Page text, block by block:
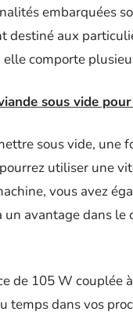
embarquées
destiné aux
elle comporte
sous vide
sous vide, une
utiliser une
vous avez
un avantage dans le
de 105 W couplée
temps dans vos